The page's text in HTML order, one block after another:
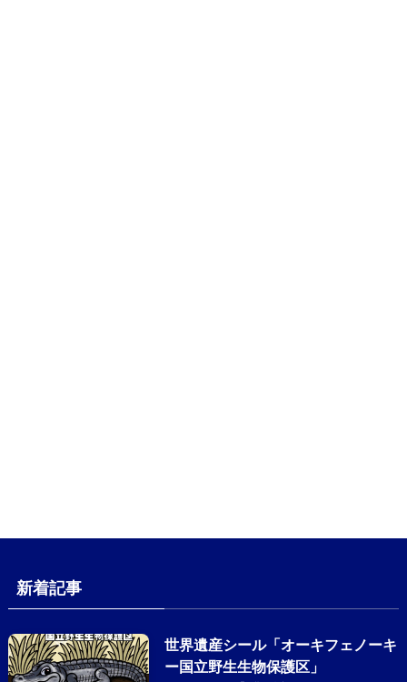
新着記事
世界遺産シール「オーキフェノーキ
ー国立野生生物保護区」